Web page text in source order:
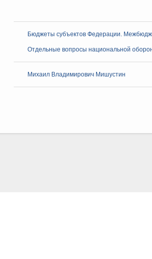
Бюджеты субъектов Федерации.
Отдельные вопросы национальной
Михаил Владимирович Мишустин